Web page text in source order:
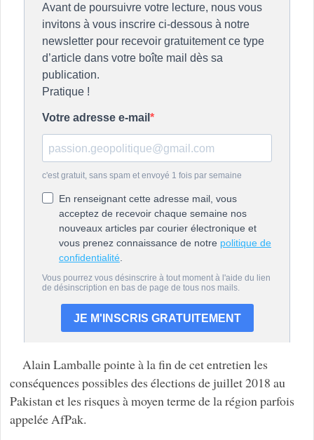
Alain Lamballe pointe à la fin de cet entretien les
conséquences possibles des élections de juillet 2018 au
Pakistan et les risques à moyen terme de la région parfois
appelée AfPak.